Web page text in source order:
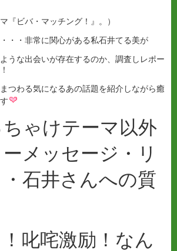
『ビバ・マッチング！』。）
・・・非常に関心がある私石井てる美が
うな出会いが存在するのか、調査しレポー
つわる気になるあの話題を紹介しながら癒
ゃけテーマ以外
メッセージ・リ
石井さんへの質
叱咤激励！なん